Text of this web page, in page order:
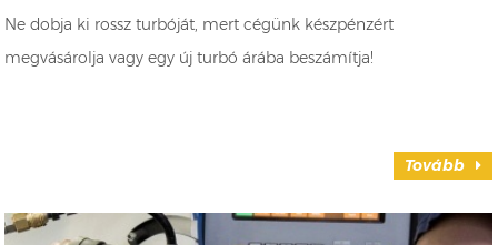
Ne dobja ki rossz turbóját, mert cégünk készpénzért
megvásárolja vagy egy új turbó árába beszámítja!
Tovább